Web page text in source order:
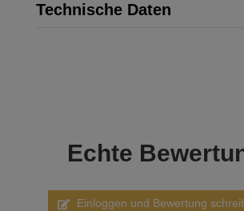
Technische Daten
Echte
Einloggen und Bewertung